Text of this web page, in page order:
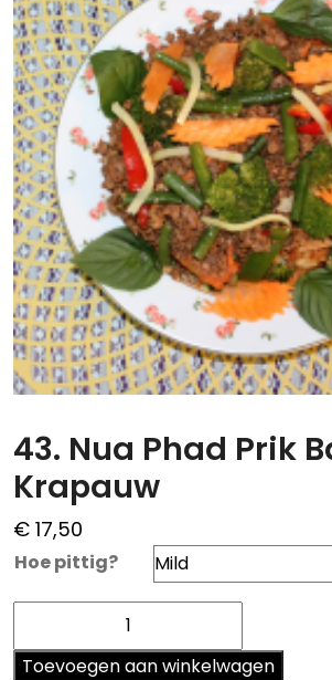
43. Nua Phad Prik
Krapauw
€ 17,50
Hoe pittig?
Phad
Toevoegen aan winkelwagen